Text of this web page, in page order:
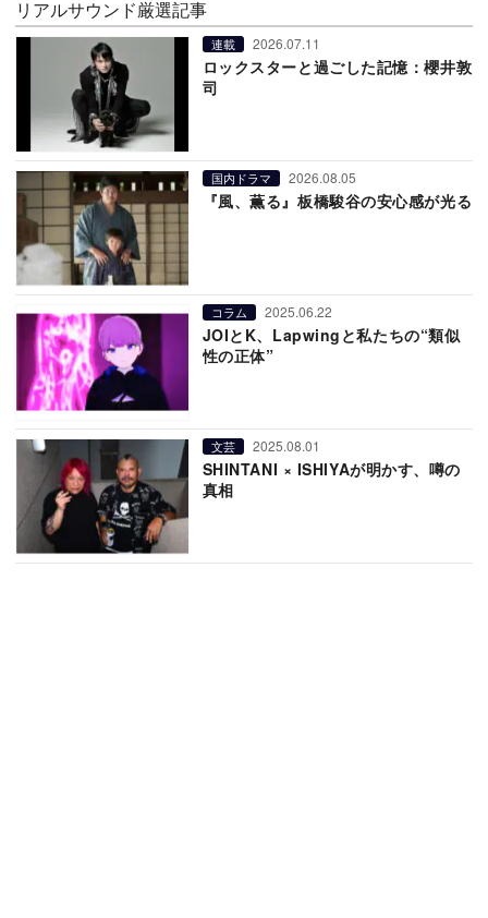
リアルサウンド厳選記事
連載 2026.07.11
ロックスターと過ごした記憶：櫻井敦
司
国内ドラマ 2026.08.05
『風、薫る』板橋駿谷の安心感が光る
コラム 2025.06.22
JOIとK、Lapwingと私たちの“類似
性の正体”
文芸 2025.08.01
SHINTANI × ISHIYAが明かす、噂の
真相